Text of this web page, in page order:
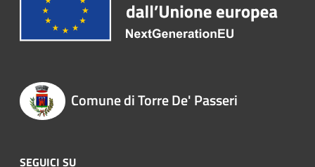
Comune di Torre De' Passeri
SEGUICI SU